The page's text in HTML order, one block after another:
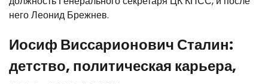
него Леонид Брежнев.
Иосиф Виссарионович Сталин:
детство, политическая карьера,